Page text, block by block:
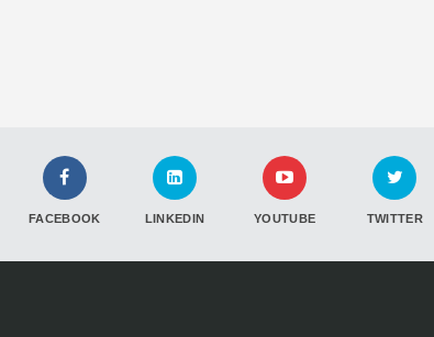
FACEBOOK LINKEDIN YOUTUBE TWITTER